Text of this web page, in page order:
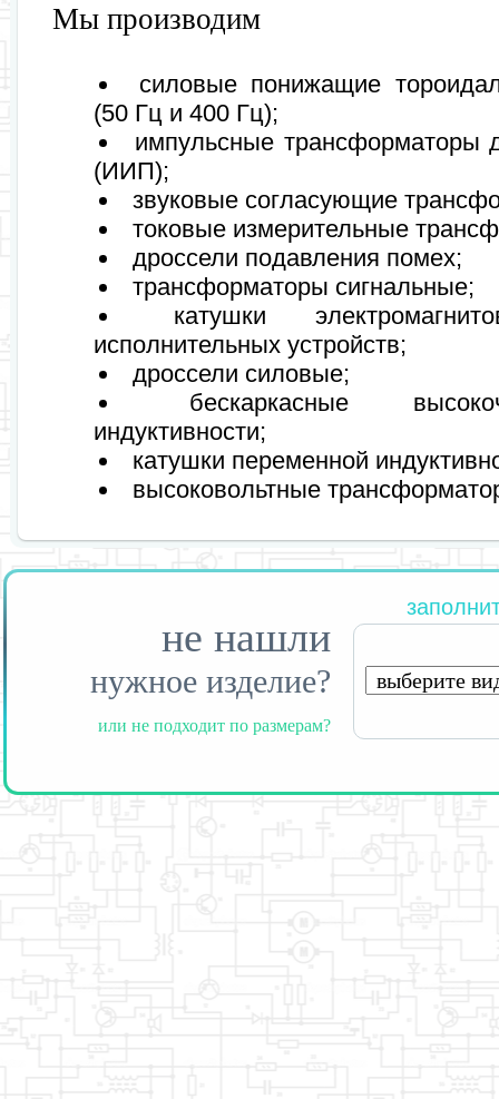
Мы производим
силовые понижащие
(50 Гц и 400 Гц);
импульсные трансформаторы
(ИИП);
звуковые согласующие
токовые измерительные
дроссели подавления помех;
трансформаторы сигнальные; 
катушки
исполнительных устройств; 
дроссели силовые; 
бескаркасные
индуктивности; 
катушки переменной
высоковольтные
не нашли
нужное изделие?
или не подходит по размерам?